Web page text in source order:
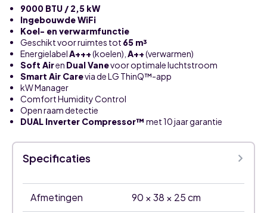
9000 BTU / 2,5 kW
Ingebouwde WiFi
Koel- en verwarmfunctie
Geschikt voor ruimtes tot 65 m³
Energielabel A+++(koelen), A++(verwarmen)
Soft Airen Dual Vanevoor optimale luchtstroom
Smart Air Carevia de LG ThinQ™-app
kW Manager
Comfort Humidity Control
Open raam detectie
DUAL Inverter Compressor™ met 10 jaar garantie
Specificaties
Afmetingen 90 × 38 × 25 cm